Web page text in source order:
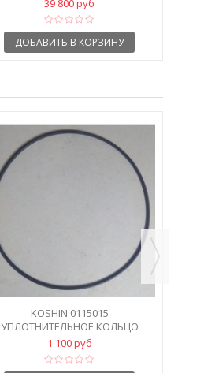
39 800 руб
ДОБАВИТЬ В КОРЗИНУ
KOSHIN 0115015
УПЛОТНИТЕЛЬНОЕ КОЛЬЦО
КОРПУСА НАСОСА
1 100 руб